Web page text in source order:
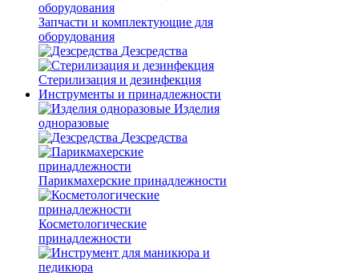
Запчасти и комплектующие для
оборудования
Дезсредства
Стерилизация и дезинфекция
Инструменты и принадлежности
Изделия
одноразовые
Дезсредства
Парикмахерские принадлежности
Косметологические
принадлежности